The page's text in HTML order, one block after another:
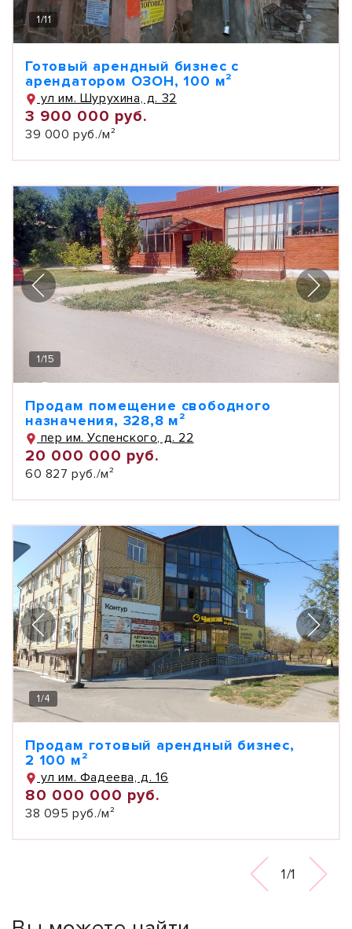
1/11
Готовый арендный бизнес с
арендатором ОЗОН, 100 м²
ул им. Шурухина, д. 32
3 900 000 руб.
39 000 руб./м²
1/15
Продам помещение свободного
назначения, 328,8 м²
пер им. Успенского, д. 22
20 000 000 руб.
60 827 руб./м²
1/4
Продам готовый арендный бизнес,
2 100 м²
ул им. Фадеева, д. 16
80 000 000 руб.
38 095 руб./м²
1/1